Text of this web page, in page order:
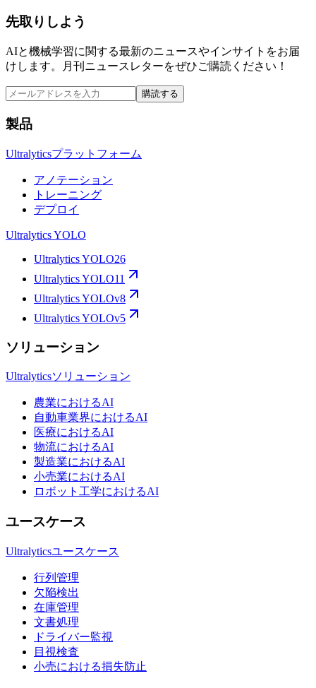
先取りしよう
AIと機械学習に関する最新のニュースやインサイトをお届
けします。月刊ニュースレターをぜひご購読ください！
購読する
製品
Ultralyticsプラットフォーム
アノテーション
トレーニング
デプロイ
Ultralytics YOLO
Ultralytics YOLO26
Ultralytics YOLO11
Ultralytics YOLOv8
Ultralytics YOLOv5
ソリューション
Ultralyticsソリューション
農業におけるAI
自動車業界におけるAI
医療におけるAI
物流におけるAI
製造業におけるAI
小売業におけるAI
ロボット工学におけるAI
ユースケース
Ultralyticsユースケース
行列管理
欠陥検出
在庫管理
文書処理
ドライバー監視
目視検査
小売における損失防止